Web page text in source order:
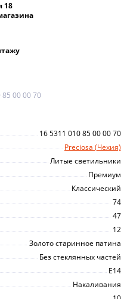
18
85 00 00 70
16 5311 010 85 00 00 70
Preciosa (Чехия)
Литые светильники
Премиум
Классический
74
47
12
Золото старинное патина
Без стеклянных частей
E14
Накаливания